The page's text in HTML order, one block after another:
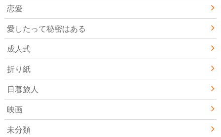
恋愛
愛したって秘密はある
成人式
折り紙
日暮旅人
映画
未分類